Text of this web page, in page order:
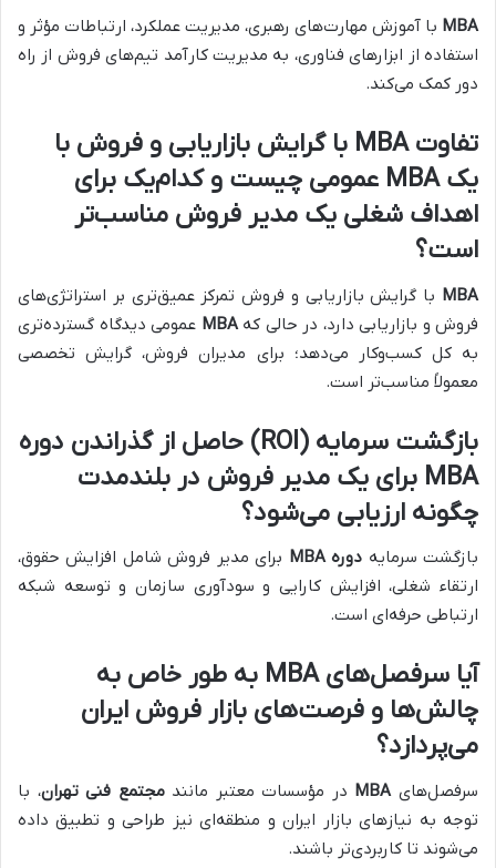
MBA با آموزش مهارت‌های رهبری، مدیریت عملکرد، ارتباطات مؤثر و
استفاده از ابزارهای فناوری، به مدیریت کارآمد تیم‌های فروش از راه
دور کمک می‌کند.
تفاوتMBA با گرایش بازاریابی و فروش با
یکMBA عمومی چیست و کدام‌یک برای
اهداف شغلی یک مدیر فروش مناسب‌تر
است؟
MBA با گرایش بازاریابی و فروش تمرکز عمیق‌تری بر استراتژی‌های
فروش و بازاریابی دارد، در حالی کهMBA عمومی دیدگاه گسترده‌تری
به کل کسب‌وکار می‌دهد؛ برای مدیران فروش، گرایش تخصصی
معمولاً مناسب‌تر است.
بازگشت سرمایه (ROI) حاصل از گذراندن
دوره
MBA برای یک مدیر فروش در بلندمدت
چگونه ارزیابی می‌شود؟
بازگشت سرمایه دوره MBA
برای مدیر فروش شامل افزایش حقوق،
ارتقاء شغلی، افزایش کارایی و سودآوری سازمان و توسعه شبکه
ارتباطی حرفه‌ای است.
آیا سرفصل‌هایMBA به طور خاص به
چالش‌ها و فرصت‌های بازار فروش ایران
می‌پردازد؟
سرفصل‌هایMBA در مؤسسات معتبر مانندمجتمع فنی تهران، با
توجه به نیازهای بازار ایران و منطقه‌ای نیز طراحی و تطبیق داده
می‌شوند تا کاربردی‌تر باشند.